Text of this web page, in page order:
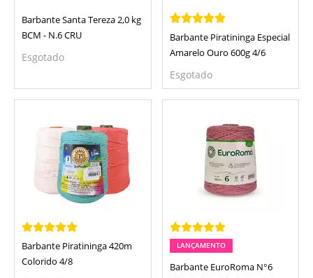
Barbante Santa Tereza 2,0 kg
BCM - N.6 CRU
Esgotado
Barbante Piratininga Especial
Amarelo Ouro 600g 4/6
Esgotado
Barbante Piratininga 420m
Colorido 4/8
LANÇAMENTO
Barbante EuroRoma N°6